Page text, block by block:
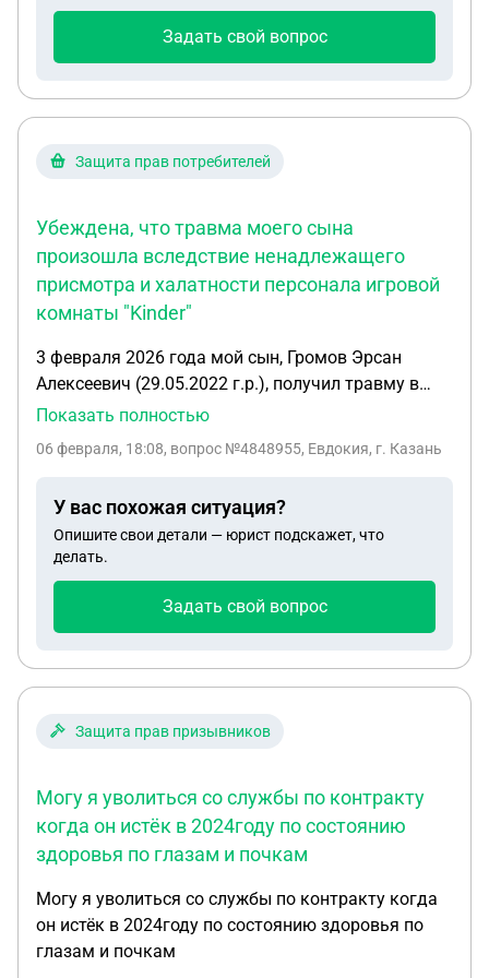
страховую показать и они выплатят что то?
Сколько за вред здоровью именно за шею могут
машины будет оценивать или отдельно по
Задать свой вопрос
Защита прав потребителей
Убеждена, что травма моего сына
произошла вследствие ненадлежащего
присмотра и халатности персонала игровой
комнаты "Kinder"
3 февраля 2026 года мой сын, Громов Эрсан
Алексеевич (29.05.2022 г.р.), получил травму в
игровой комнате «Kinder» из-за халатности
присмотром няни, чтобы спокойно заказать еду,
Однако, вернувшись через полчаса, мы
обнаружили сына в слезах, жалующегося на боль
в руке. Самое возмутительное, что сотрудники
родителями, в экстренной ситуации. Я считаю это
норм. В подобных случаях, когда ребенок плачет
уведомить родителей, чтобы мы могли принять
утверждая, что «ничего такого не было» и что
ребенок «просто сам плакал». Я настояла на
просмотре видеозаписи, чтобы разобраться в
показали запись, на которой отчетливо видны
два тревожных момента: 1. Неправильное
обращение с ребенком: Одна из нянь, сидящая в
Показать полностью
06 февраля, 18:08, вопрос №4848955, Евдокия, г. Казань
У вас похожая ситуация?
Опишите свои детали — юрист подскажет, что
делать.
Задать свой вопрос
Защита прав призывников
Могу я уволиться со службы по контракту
когда он истёк в 2024году по состоянию
здоровья по глазам и почкам
Могу я уволиться со службы по контракту когда
он истёк в 2024году по состоянию здоровья по
глазам и почкам